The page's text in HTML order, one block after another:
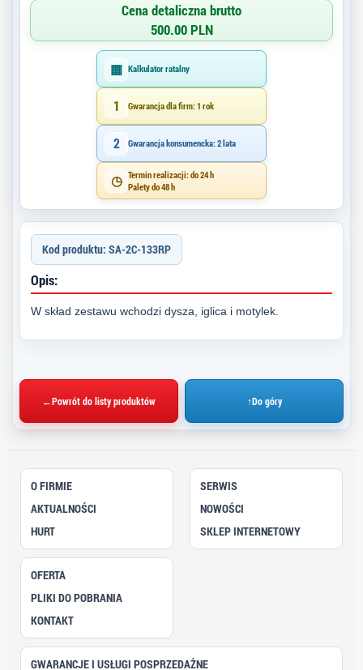
Kod produktu: SA-2C-133RP
Opis:
W skład zestawu wchodzi dysza, iglica i motylek.
Cena detaliczna brutto
500.00 PLN
▦ Kalkulator ratalny
1 Gwarancja dla firm: 1 rok
2 Gwarancja konsumencka: 2 lata
◷ Termin realizacji: do 24 h
Palety do 48 h
←Powrót do listy produktów ↑Do góry
O FIRMIE
AKTUALNOŚCI
HURT
SERWIS
NOWOŚCI
SKLEP INTERNETOWY
OFERTA
PLIKI DO POBRANIA
KONTAKT
GWARANCJE I USŁUGI POSPRZEDAŻNE